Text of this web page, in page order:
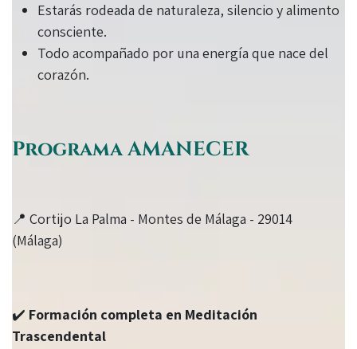
Estarás rodeada de naturaleza, silencio y alimento
consciente.
Todo acompañado por una energía que nace del
corazón.
Programa AMANECER
📍 Cortijo La Palma - Montes de Málaga - 29014
(Málaga)
✔️ Formación completa en Meditación
Trascendental